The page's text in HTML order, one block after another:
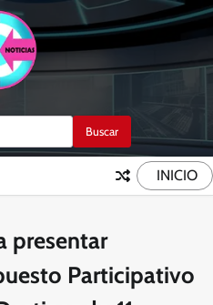
INICIO
presentar
Participativo